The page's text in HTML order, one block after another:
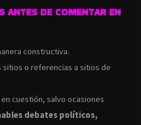
ANTES DE COMENTAR EN
constructiva.
sitios o referencias a sitios de
cuestión, salvo ocasiones
debates políticos,